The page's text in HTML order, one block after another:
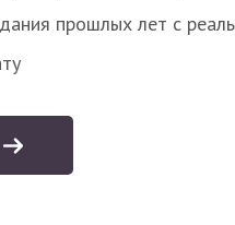
прошлых лет с